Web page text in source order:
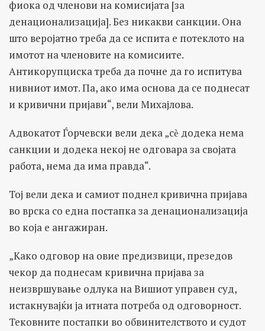
фиока од членови на комисијата [за
денационализација]. Без никакви санкции. Она
што веројатно треба да се испита е потеклото на
имотот на членовите на комисиите.
Антикорупциска треба да почне да го испитува
нивниот имот. Па, ако има основа да се поднесат
и кривични пријави“, вели Михајлова.
Адвокатот Ѓорчевски вели дека „сѐ додека нема
санкции и додека некој не одговара за својата
работа, нема да има правда“.
Тој вели дека и самиот поднел кривична пријава
во врска со една постапка за денационализација
во која е ангажиран.
„Како одговор на овие предизвици, презедов
чекор да поднесам кривична пријава за
неизвршување одлука на Вишиот управен суд,
истакнувајќи ја итната потреба од одговорност.
Тековните постапки во обвинителството и судот